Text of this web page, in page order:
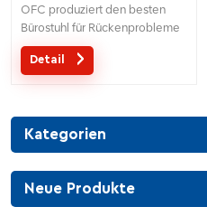
OFC produziert den besten
Bürostuhl für Rückenprobleme
in China
Detail
Kategorien
Neue Produkte